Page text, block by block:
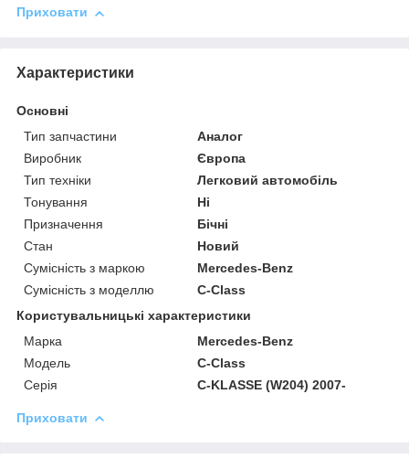
Приховати
Характеристики
Основні
Тип запчастини
Аналог
Виробник
Європа
Тип техніки
Легковий автомобіль
Тонування
Ні
Призначення
Бічні
Стан
Новий
Сумісність з маркою
Mercedes-Benz
Сумісність з моделлю
C-Class
Користувальницькі характеристики
Марка
Mercedes-Benz
Модель
C-Class
Серія
C-KLASSE (W204) 2007-
Приховати